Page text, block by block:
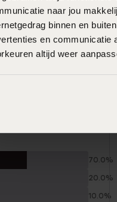
naar jou
binnen en
en communicatie
altijd weer
70.0%
20.0%
10.0%